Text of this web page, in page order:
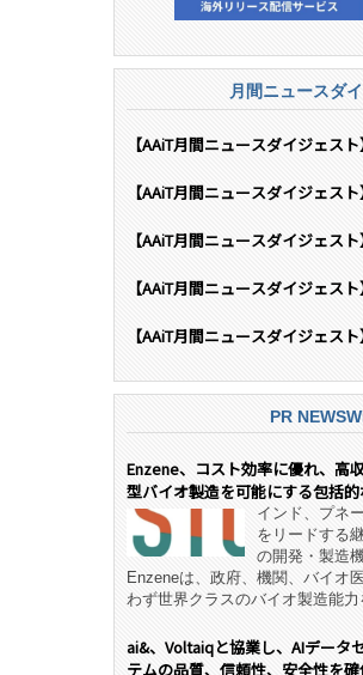
月間ニュースダ
【AAiT月間ニュースダイジェス
【AAiT月間ニュースダイジェス
【AAiT月間ニュースダイジェス
【AAiT月間ニュースダイジェス
【AAiT月間ニュースダイジェス
PR
Enzene、コスト効率に優れ、高
型バイオ製造を可能にする包括
ト「NeX™」 をリリースインド、プネ
をリードする
の開発・製造
Enzeneは、政府、機関、バイオ
わず世界クラスのバイオ製造能
デル「NeX™」の立ち上げを発表
あるEnzeneX® fully‑connected
ai&、Voltaiqと協業し、AIデータ
テムの品質、信頼性、安全性を